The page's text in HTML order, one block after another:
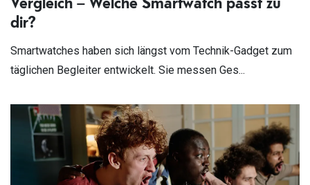
dir?
Smartwatches haben sich längst vom Technik-Gadget zum
täglichen Begleiter entwickelt. Sie messen Ges...